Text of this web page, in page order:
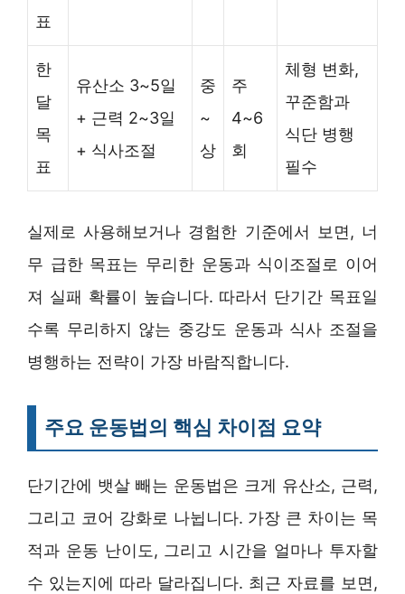
표
한
달
목
표
유산소 3~5일
+ 근력 2~3일
+ 식사조절
중
~
상
주
4~6
회
체형 변화,
꾸준함과
식단 병행
필수
실제로 사용해보거나 경험한 기준에서 보면, 너
무 급한 목표는 무리한 운동과 식이조절로 이어
져 실패 확률이 높습니다. 따라서 단기간 목표일
수록 무리하지 않는 중강도 운동과 식사 조절을
병행하는 전략이 가장 바람직합니다.
주요 운동법의 핵심 차이점 요약
단기간에 뱃살 빼는 운동법은 크게 유산소, 근력,
그리고 코어 강화로 나뉩니다. 가장 큰 차이는 목
적과 운동 난이도, 그리고 시간을 얼마나 투자할
수 있는지에 따라 달라집니다. 최근 자료를 보면,